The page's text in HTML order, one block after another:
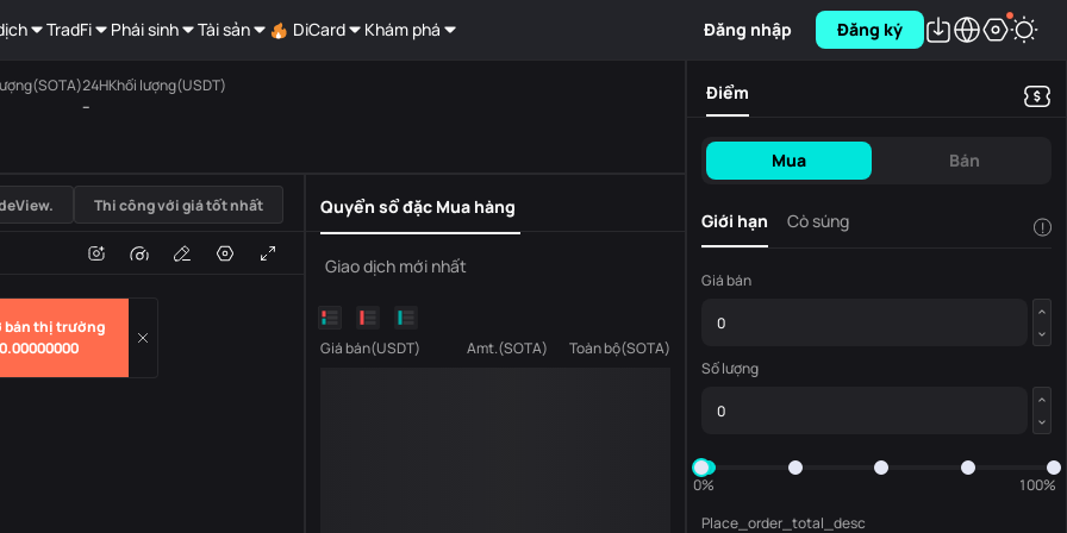
TradFi Phái sinh Tài sản DiCard Khám phá Đăng nhập Đăng ký
bán thị trường
0.00000000
24HKhối lượng(USDT)
--
USDT
Âm lượng
Thi công với giá tốt nhất Quyển sổ đặc Mua hàng
Giao dịch mới nhất
Giá bán(USDT) Amt.(SOTA) Toàn bộ(SOTA)
Điểm
Mua Bán
Giới hạn Cò súng !
Giá bán
Số lượng
0%
100%
Place_order_total_desc